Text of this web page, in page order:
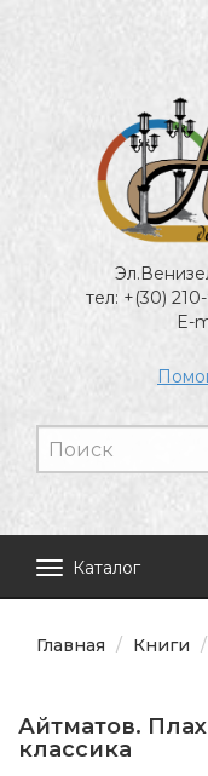
тел: +(30)
E-
Каталог
Главная Книги
Айтматов.
классика